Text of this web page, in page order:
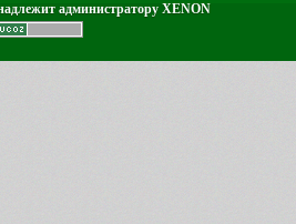
администратору XENON